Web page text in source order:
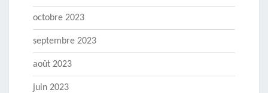
octobre 2023
septembre 2023
août 2023
juin 2023